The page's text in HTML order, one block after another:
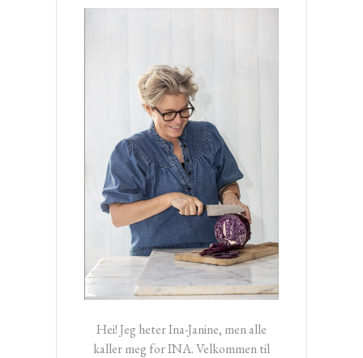
Hei! Jeg heter Ina-Janine, men alle
kaller meg for INA. Velkommen til